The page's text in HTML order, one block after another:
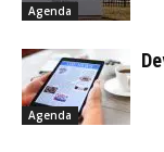
Agenda
Agenda